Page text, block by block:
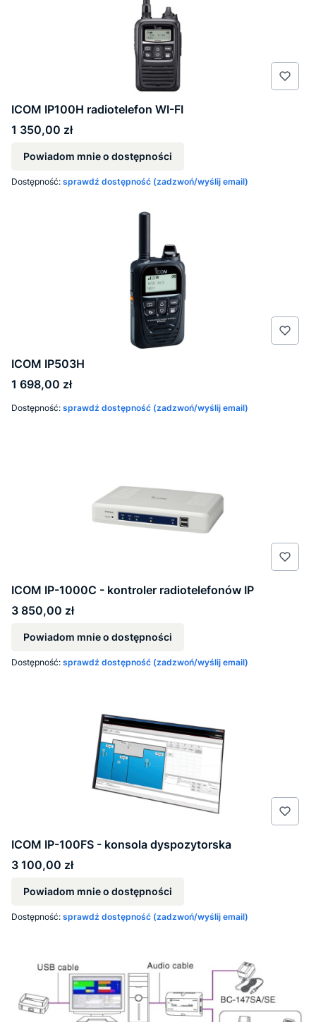
ICOM IP100H radiotelefon WI-FI
Cena
1 350,00 zł
Powiadom mnie o dostępności
Dostępność: sprawdź dostępność (zadzwoń/wyślij email)
ICOM IP503H
Cena
1 698,00 zł
Dostępność: sprawdź dostępność (zadzwoń/wyślij email)
ICOM IP-1000C - kontroler radiotelefonów IP
Cena
3 850,00 zł
Powiadom mnie o dostępności
Dostępność: sprawdź dostępność (zadzwoń/wyślij email)
ICOM IP-100FS - konsola dyspozytorska
Cena
3 100,00 zł
Powiadom mnie o dostępności
Dostępność: sprawdź dostępność (zadzwoń/wyślij email)